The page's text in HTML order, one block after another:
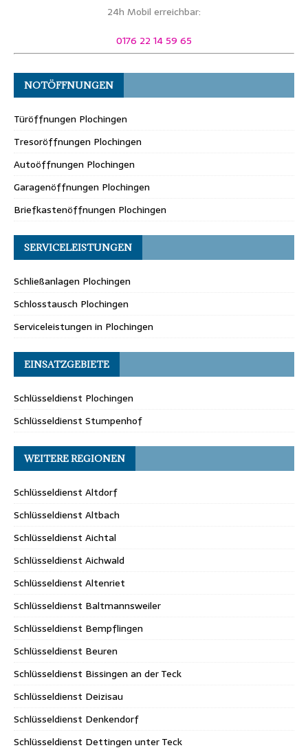
24h Mobil erreichbar:
0176 22 14 59 65
NOTÖFFNUNGEN
Türöffnungen Plochingen
Tresoröffnungen Plochingen
Autoöffnungen Plochingen
Garagenöffnungen Plochingen
Briefkastenöffnungen Plochingen
SERVICELEISTUNGEN
Schließanlagen Plochingen
Schlosstausch Plochingen
Serviceleistungen in Plochingen
EINSATZGEBIETE
Schlüsseldienst Plochingen
Schlüsseldienst Stumpenhof
WEITERE REGIONEN
Schlüsseldienst Altdorf
Schlüsseldienst Altbach
Schlüsseldienst Aichtal
Schlüsseldienst Aichwald
Schlüsseldienst Altenriet
Schlüsseldienst Baltmannsweiler
Schlüsseldienst Bempflingen
Schlüsseldienst Beuren
Schlüsseldienst Bissingen an der Teck
Schlüsseldienst Deizisau
Schlüsseldienst Denkendorf
Schlüsseldienst Dettingen unter Teck